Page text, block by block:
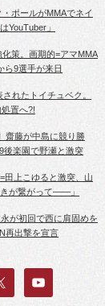
・ポールがMMAでネイ
YouTuber」
化策。画期的=アマMMA
ら9選手が来日
れたトイチュベク。
置へ?!
齋藤が中島に競り勝
後楽園で野瀬と激突
田上こゆると激突、山
が繋がって――」
が初回で西に肩固めを
再出撃を宣言